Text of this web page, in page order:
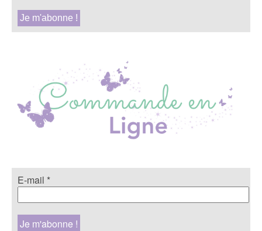
E-mail *